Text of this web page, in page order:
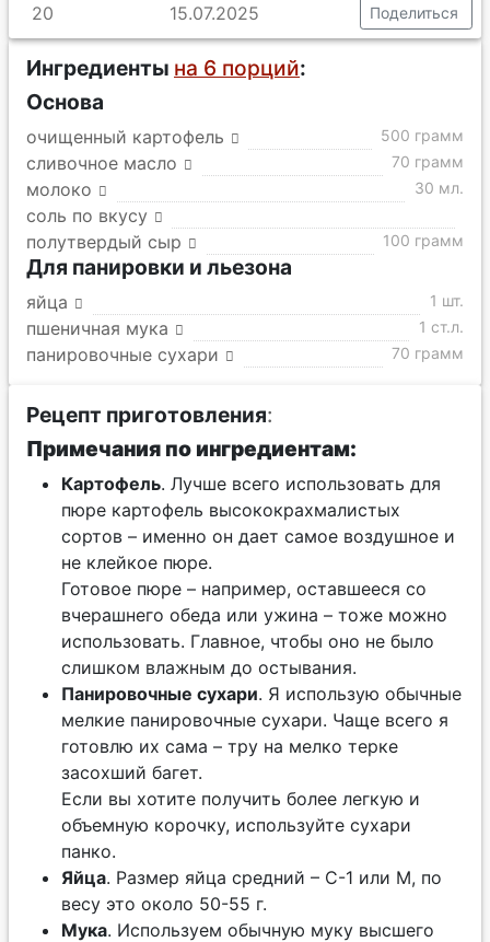
20 15.07.2025 Поделиться
Ингредиенты на 6 порций:
Основа
очищенный картофель 500 грамм
сливочное масло 70 грамм
молоко 30 мл.
соль по вкусу
полутвердый сыр
100 грамм
Для панировки и льезона
яйца 1 шт.
пшеничная мука 1 ст.л.
панировочные сухари 70 грамм
Рецепт приготовления:
Примечания по ингредиентам:
Картофель. Лучше всего использовать для
пюре картофель высококрахмалистых
сортов – именно он дает самое воздушное и
не клейкое пюре.
Готовое пюре – например, оставшееся со
вчерашнего обеда или ужина – тоже можно
использовать. Главное, чтобы оно не было
слишком влажным до остывания.
Панировочные сухари. Я использую обычные
мелкие панировочные сухари. Чаще всего я
готовлю их сама – тру на мелко терке
засохший багет.
Если вы хотите получить более легкую и
объемную корочку, используйте сухари
панко.
Яйца. Размер яйца средний – С-1 или М, по
весу это около 50-55 г.
Мука. Используем обычную муку высшего